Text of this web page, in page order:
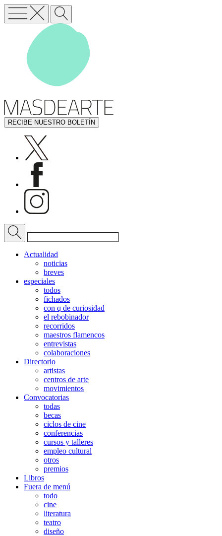
RECIBE NUESTRO BOLETÍN
Actualidad
noticias
breves
especiales
todos
fichados
con q de curiosidad
el rebobinador
recorridos
maestros flamencos
entrevistas
colaboraciones
Directorio
artistas
centros de arte
movimientos
Convocatorias
todas
becas
ciclos de cine
conferencias
cursos y talleres
empleo cultural
otros
premios
Libros
Fuera de menú
todo
cine
literatura
teatro
diseño